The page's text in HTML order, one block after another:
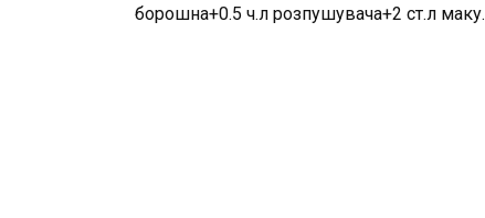
борошна+0.5 ч.л розпушувача+2 ст.л маку.